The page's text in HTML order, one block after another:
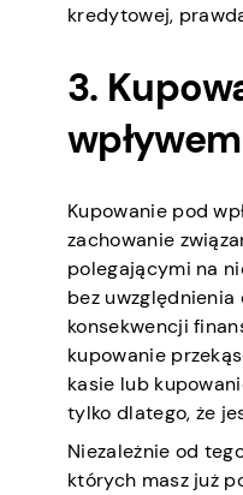
kredytowej,
3.
Kupowanie pod
zachowanie
polegającymi na
bez uwzględnienia
konsekwencji
kupowanie
kasie lub
tylko dlatego, że
Niezależnie od
których masz już